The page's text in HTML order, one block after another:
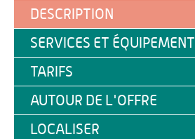
DESCRIPTION
SERVICES ET ÉQUIPEMENT
TARIFS
AUTOUR DE L'OFFRE
LOCALISER